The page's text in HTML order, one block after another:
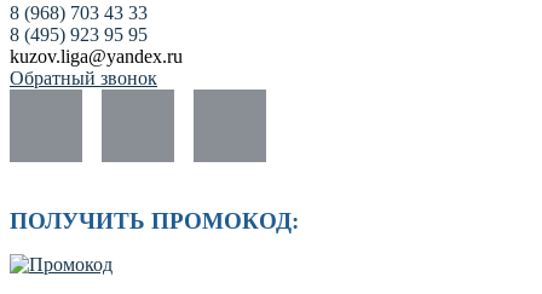
8 (968) 703 43 33
8 (495) 923 95 95
kuzov.liga@yandex.ru
Обратный звонок
ПОЛУЧИТЬ ПРОМОКОД: